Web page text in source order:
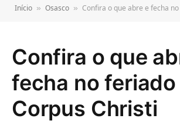
Início » Osasco » Confira o que abre e fecha no
Confira o que
fecha no
Corpus Christi